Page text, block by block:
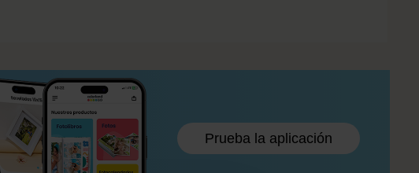
Prueba la aplicación